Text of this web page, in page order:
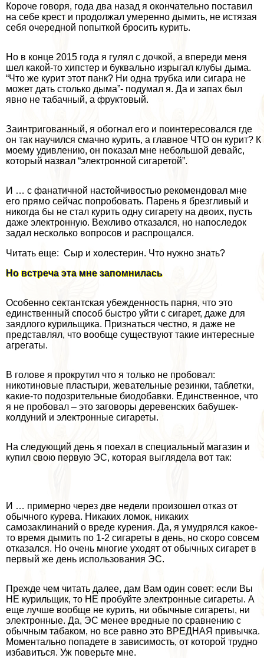
Короче говоря, года два назад я окончательно поставил
на себе крест и продолжал умеренно дымить, не истязая
себя очередной попыткой бросить курить.
Но в конце 2015 года я гулял с дочкой, а впереди меня
шел какой-то хипстер и буквально изрыгал клубы дыма.
“Что же курит этот панк? Ни одна трубка или сигара не
может дать столько дыма”- подумал я. Да и запах был
явно не табачный, а фруктовый.
Заинтригованный, я обогнал его и поинтересовался где
он так научился смачно курить, а главное ЧТО он курит? К
моему удивлению, он показал мне небольшой девайс,
который назвал “электронной сигаретой”.
И … с фанатичной настойчивостью рекомендовал мне
его прямо сейчас попробовать. Парень я брезгливый и
никогда бы не стал курить одну сигарету на двоих, пусть
даже электронную. Вежливо отказался, но напоследок
задал несколько вопросов и распрощался.
Читать еще: Сыр и холестерин. Что нужно знать?
Но встреча эта мне запомнилась
Особенно сектантская убежденность парня, что это
единственный способ быстро уйти с сигарет, даже для
заядлого курильщика. Признаться честно, я даже не
представлял, что вообще существуют такие интересные
агрегаты.
В голове я прокрутил что я только не пробовал:
никотиновые пластыри, жевательные резинки, таблетки,
какие-то подозрительные биодобавки. Единственное, что
я не пробовал – это заговоры деревенских бабушек-
колдуний и электронные сигареты.
На следующий день я поехал в специальный магазин и
купил свою первую ЭС, которая выглядела вот так:
И … примерно через две недели произошел отказ от
обычного курева. Никаких ломок, никаких
самозаклинаний о вреде курения. Да, я умудрялся какое-
то время дымить по 1-2 сигареты в день, но скоро совсем
отказался. Но очень многие уходят от обычных сигарет в
первый же день использования ЭС.
Прежде чем читать далее, дам Вам один совет: если Вы
НЕ курильщик, то НЕ пробуйте электронные сигареты. А
еще лучше вообще не курить, ни обычные сигареты, ни
электронные. Да, ЭС менее вредные по сравнению с
обычным табаком, но все равно это ВРЕДНАЯ привычка.
Моментально попадете в зависимость, от которой трудно
избавиться. Уж поверьте мне.